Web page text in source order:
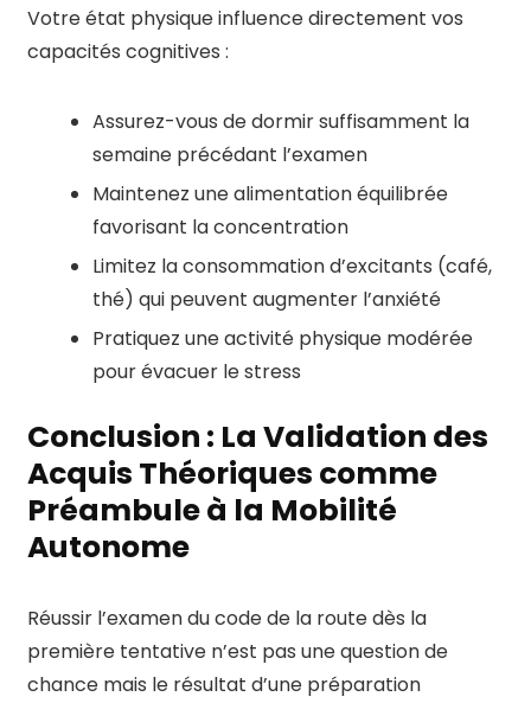
Votre état physique influence directement vos
capacités cognitives :
Assurez-vous de dormir suffisamment la
semaine précédant l’examen
Maintenez une alimentation équilibrée
favorisant la concentration
Limitez la consommation d’excitants (café,
thé) qui peuvent augmenter l’anxiété
Pratiquez une activité physique modérée
pour évacuer le stress
Conclusion : La Validation des
Acquis Théoriques comme
Préambule à la Mobilité
Autonome
Réussir l’examen du code de la route dès la
première tentative n’est pas une question de
chance mais le résultat d’une préparation